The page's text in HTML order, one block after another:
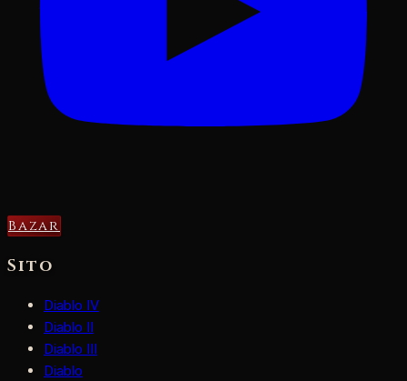
Bazar
Sito
Diablo IV
Diablo II
Diablo III
Diablo